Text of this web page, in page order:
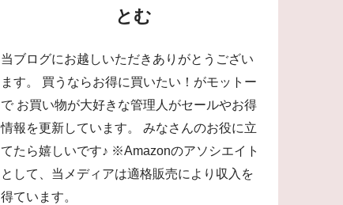
とむ
当ブログにお越しいただきありがとうござい
ます。 買うならお得に買いたい！がモットー
で お買い物が大好きな管理人がセールやお得
情報を更新しています。 みなさんのお役に立
てたら嬉しいです♪ ※Amazonのアソシエイト
として、当メディアは適格販売により収入を
得ています。